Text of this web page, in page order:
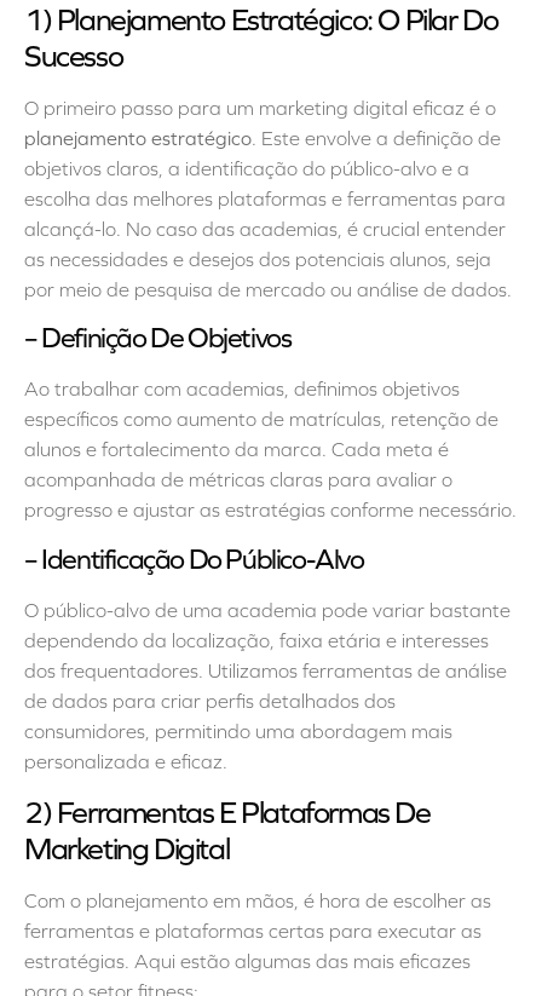
1) Planejamento Estratégico: O Pilar Do
Sucesso
O primeiro passo para um marketing digital eficaz é o
planejamento estratégico . Este envolve a definição de
objetivos claros, a identificação do público-alvo e a
escolha das melhores plataformas e ferramentas para
alcançá-lo. No caso das academias, é crucial entender
as necessidades e desejos dos potenciais alunos, seja
por meio de pesquisa de mercado ou análise de dados.
– Definição De Objetivos
Ao trabalhar com academias, definimos objetivos
específicos como aumento de matrículas, retenção de
alunos e fortalecimento da marca. Cada meta é
acompanhada de métricas claras para avaliar o
progresso e ajustar as estratégias conforme necessário.
– Identificação Do Público-Alvo
O público-alvo de uma academia pode variar bastante
dependendo da localização, faixa etária e interesses
dos frequentadores. Utilizamos ferramentas de análise
de dados para criar perfis detalhados dos
consumidores, permitindo uma abordagem mais
personalizada e eficaz.
2) Ferramentas E Plataformas De
Marketing Digital
Com o planejamento em mãos, é hora de escolher as
ferramentas e plataformas certas para executar as
estratégias. Aqui estão algumas das mais eficazes
para o setor fitness: